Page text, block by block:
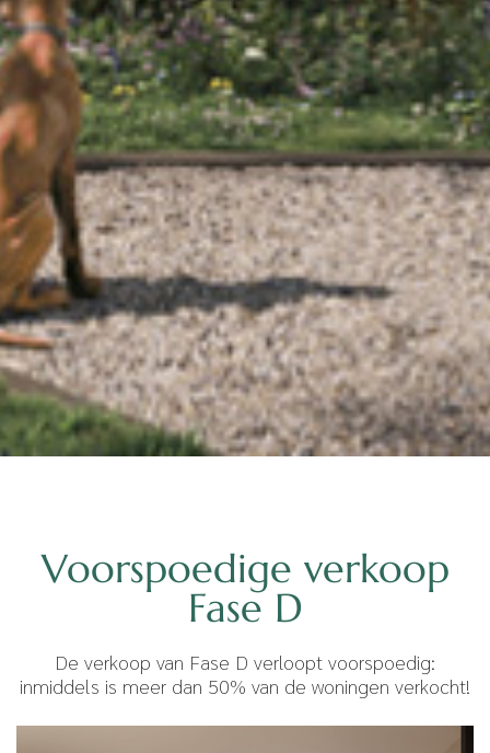
Voorspoedige verkoop
Fase D
De verkoop van Fase D verloopt voorspoedig:
inmiddels is meer dan 50% van de woningen verkocht!